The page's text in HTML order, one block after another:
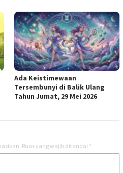
Ada Keistimewaan
Tersembunyi di Balik Ulang
Tahun Jumat, 29 Mei 2026
Ruas yang wajib ditandai *